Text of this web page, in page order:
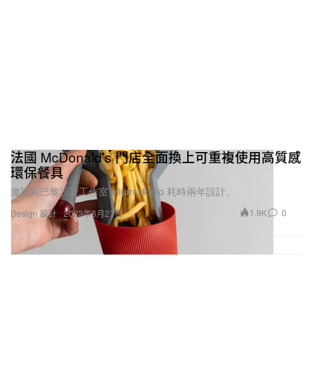
Design 設計
法國 McDonald’s 門店全面換上可重複使用高質感
環保餐具
邀請到巴黎設計工作室 elium studio 耗時兩年設計。
2023年3月27日 1.9K 0